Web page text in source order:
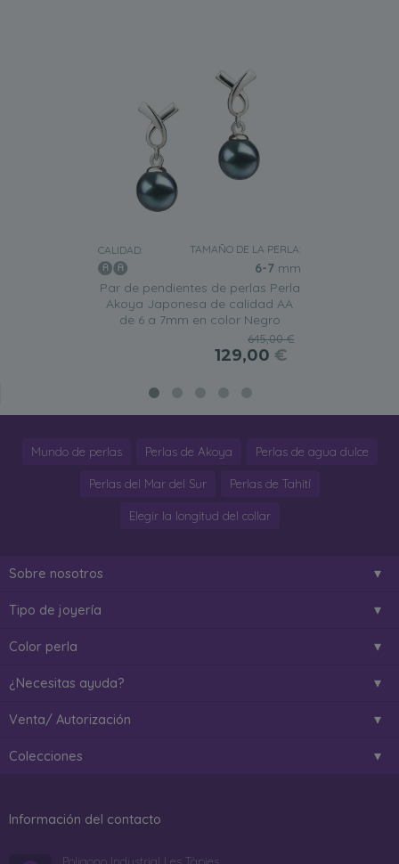
CALIDAD: TAMAÑO DE LA PERLA:
6-7 mm
Par de pendientes de perlas Perla
Akoya Japonesa de calidad AA
de 6 a 7mm en color Negro
645,00 €
129,00 €
Mundo de perlas Perlas de Akoya Perlas de agua dulce
Perlas del Mar del Sur Perlas de Tahití
Elegir la longitud del collar
Sobre nosotros
Tipo de joyería
Color perla
¿Necesitas ayuda?
Venta/ Autorización
Colecciones
Información del contacto